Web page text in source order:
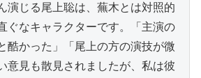
演じる尾上聡は、蕪木とは対照的
ぐなキャラクターです。「主演の
酷かった」「尾上の方の演技が微
意見も散見されましたが、私は彼